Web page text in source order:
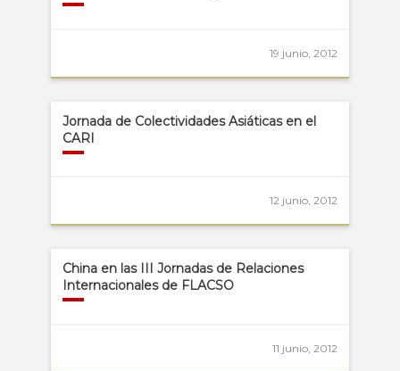
19 junio, 2012
Jornada de Colectividades Asiáticas en el
CARI
12 junio, 2012
China en las III Jornadas de Relaciones
Internacionales de FLACSO
11 junio, 2012